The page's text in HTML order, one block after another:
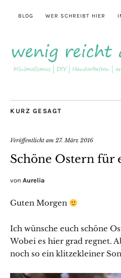
BLOG WER SCHREIBT HIER
KURZ GESAGT
Veröffentlicht am 27. März 2016
Schöne Ostern für
von Aurelia
Guten Morgen
Ich wünsche euch schöne
Wobei es hier grad regnet.
noch so ein klitzekleiner